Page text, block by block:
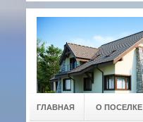
ГЛАВНАЯ О ПОСЕЛКЕ